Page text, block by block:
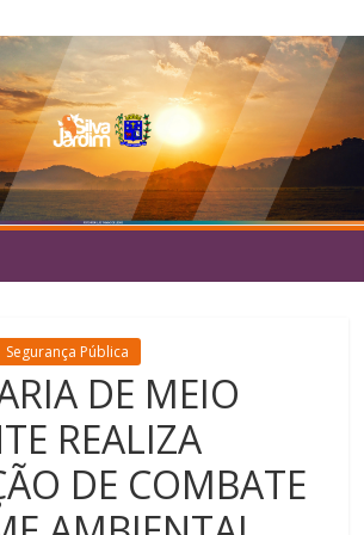
Segurança Pública
DE MEIO
REALIZA
DE COMBATE